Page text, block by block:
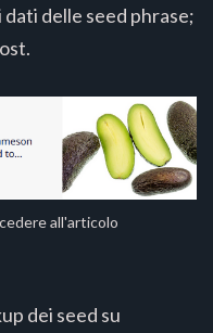
delle seed phrase;
all'articolo
dei seed su